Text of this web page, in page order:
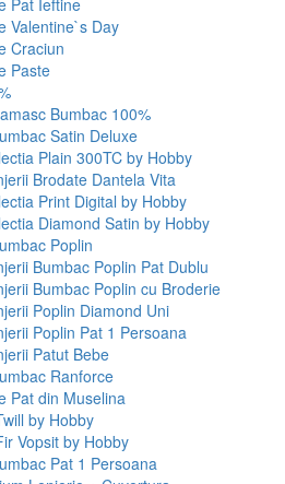
Pat Ieftine
Valentine`s Day
Craciun
Paste
Bumbac 100%
Satin Deluxe
Plain 300TC by Hobby
Brodate Dantela Vita
Print Digital by Hobby
Diamond Satin by Hobby
Poplin
Bumbac Poplin Pat Dublu
Bumbac Poplin cu Broderie
Poplin Diamond Uni
Poplin Pat 1 Persoana
Patut Bebe
Ranforce
Pat din Muselina
by Hobby
Vopsit by Hobby
Pat 1 Persoana